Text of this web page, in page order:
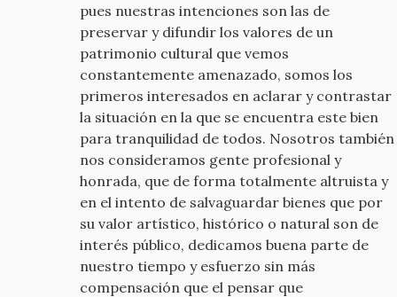
pues nuestras intenciones son las de
preservar y difundir los valores de un
patrimonio cultural que vemos
constantemente amenazado, somos los
primeros interesados en aclarar y contrastar
la situación en la que se encuentra este bien
para tranquilidad de todos. Nosotros también
nos consideramos gente profesional y
honrada, que de forma totalmente altruista y
en el intento de salvaguardar bienes que por
su valor artístico, histórico o natural son de
interés público, dedicamos buena parte de
nuestro tiempo y esfuerzo sin más
compensación que el pensar que